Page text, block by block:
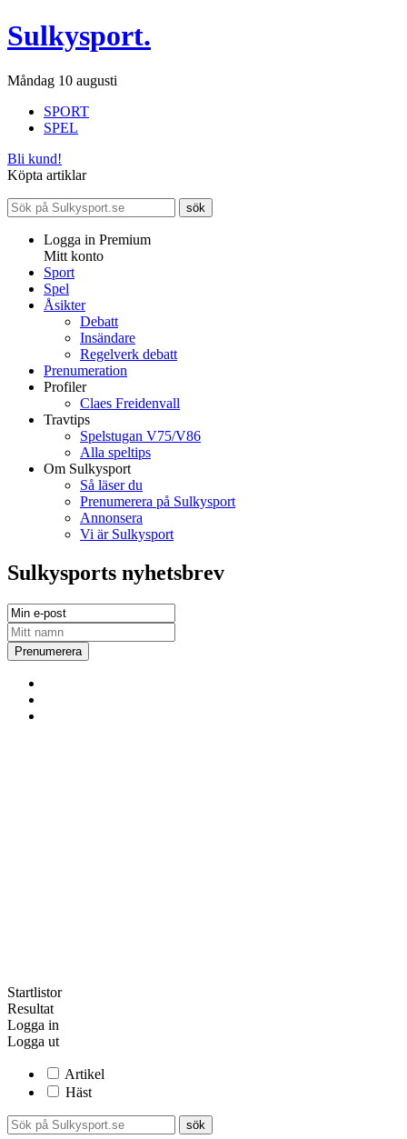
Sulkysport.
Måndag 10 augusti
SPORT
SPEL
Bli kund!
Köpta artiklar
Logga in Premium
Mitt konto
Sport
Spel
Åsikter
Debatt
Insändare
Regelverk debatt
Prenumeration
Profiler
Claes Freidenvall
Travtips
Spelstugan V75/V86
Alla speltips
Om Sulkysport
Så läser du
Prenumerera på Sulkysport
Annonsera
Vi är Sulkysport
Sulkysports nyhetsbrev
Startlistor
Resultat
Logga in
Logga ut
Artikel
Häst